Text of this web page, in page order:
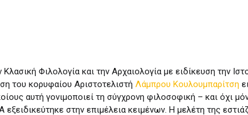
Φιλολογία και την Αρχαιολογία με ειδίκευση την
του κορυφαίου Αριστοτελιστή Λάμπρου Κουλουμπαρίτση
αυτή γονιμοποιεί τη σύγχρονη φιλοσοφική – και όχι
στην επιμέλεια κειμένων. Η μελέτη της